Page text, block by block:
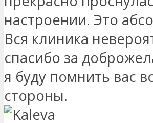
настроении. Это
Вся клиника
спасибо за
я буду помнить вас
стороны.